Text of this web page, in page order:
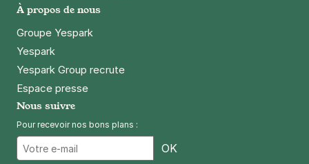
Réserver
+ Abonnements disponibles
Paris - Porte de Pantin - Laumière
4,4(265 avis)
2,50 € /heure 70 €/semaine
À propos de nous
Groupe Yespark
Yespark
Yespark Group recrute
Espace presse
Nous suivre
Pour recevoir nos bons plans :
OK